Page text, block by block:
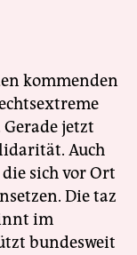
kommenden
jetzt
Auch
sich vor Ort
Die taz
im
bundesweit